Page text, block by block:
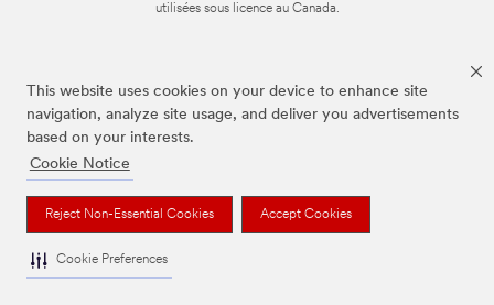
This website uses cookies on your device to enhance site
navigation, analyze site usage, and deliver you advertisements
based on your interests.
Cookie Notice
Reject Non-Essential Cookies Accept Cookies
Cookie Preferences
utilisées sous licence au Canada.